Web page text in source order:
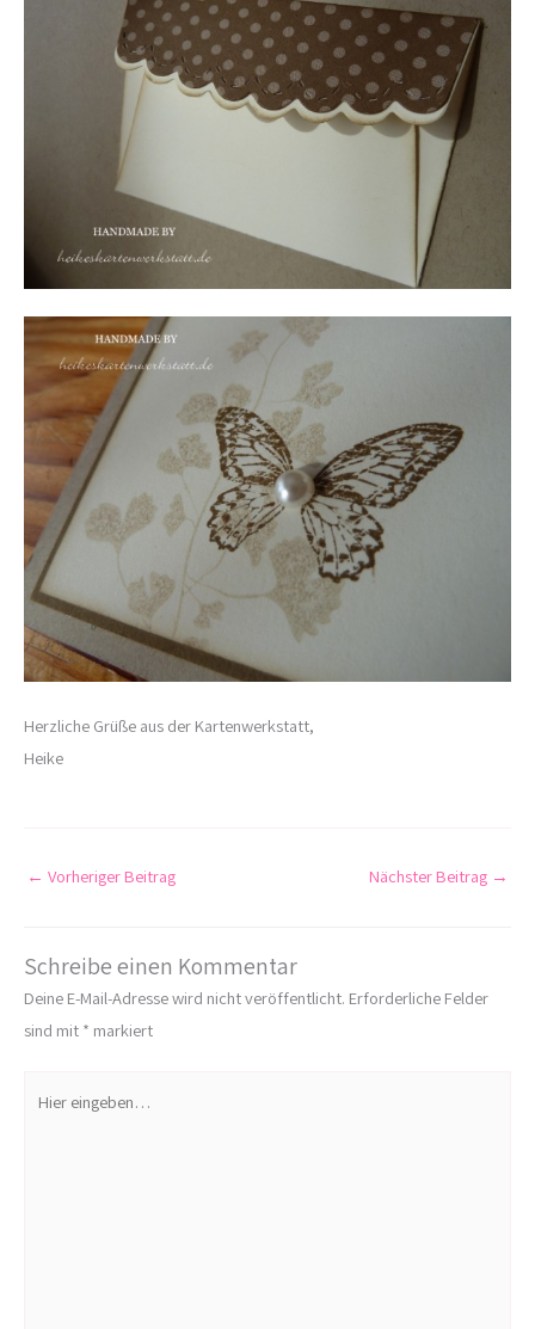
Herzliche Grüße aus der Kartenwerkstatt,
Heike
← Vorheriger Beitrag Nächster Beitrag →
Schreibe einen Kommentar
Deine E-Mail-Adresse wird nicht veröffentlicht. Erforderliche Felder
sind mit * markiert
eingeben…